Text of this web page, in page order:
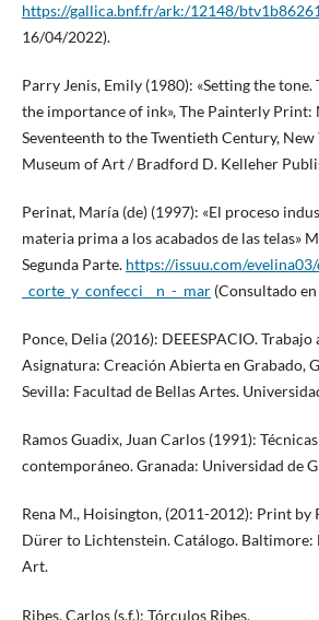
https://gallica.bnf.fr/ark:/12148/
16/04/2022).
Parry Jenis, Emily (1980): «Setting the
the importance of ink», The Painterly
Seventeenth to the Twentieth Century,
Museum of Art / Bradford D. Kelleher
Perinat, María (de) (1997): «El proceso
materia prima a los acabados de las telas»
Segunda Parte. https://issuu.com/
_corte_y_confecci__n_-_mar(Consultado
Ponce, Delia (2016): DEEESPACIO. Trabajo
Asignatura: Creación Abierta en Grabado,
Sevilla: Facultad de Bellas Artes.
Ramos Guadix, Juan Carlos (1991):
contemporáneo. Granada: Universidad de
Rena M., Hoisington, (2011-2012): Print by
Dürer to Lichtenstein. Catálogo.
Art.
Ribes, Carlos (s.f.): Tórculos Ribes,